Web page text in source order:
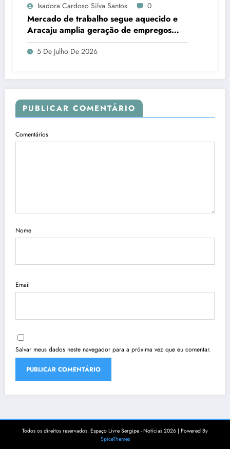
Isadora Cardoso Silva Santos 0
Mercado de trabalho segue aquecido e
Aracaju amplia geração de empregos
formais
5 De Julho De 2026
PUBLICAR COMENTÁRIO
Comentários
Nome
Email
Salvar meus dados neste navegador para a próxima vez que eu comentar.
Todos os direitos reservados. Espaço Livre Sergipe - Notícias 2026 | Powered By
SpiceThemes